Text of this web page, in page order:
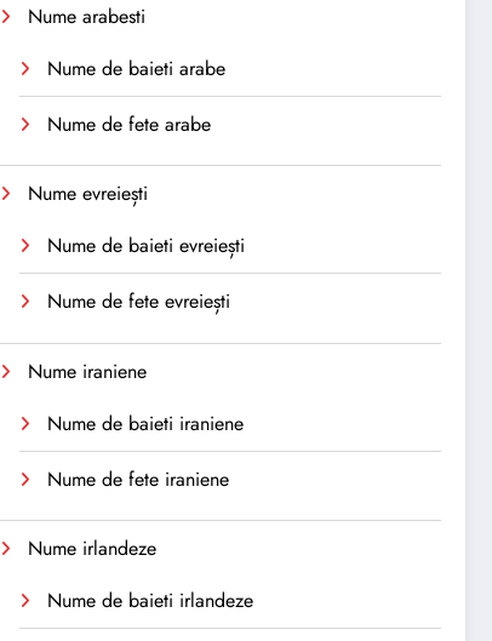
Nume arabesti
Nume de baieti arabe
Nume de fete arabe
Nume evreiești
Nume de baieti evreiești
Nume de fete evreiești
Nume iraniene
Nume de baieti iraniene
Nume de fete iraniene
Nume irlandeze
Nume de baieti irlandeze